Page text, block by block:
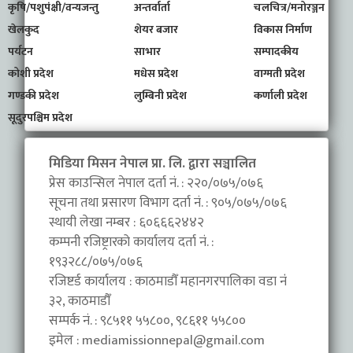
कृषि/पशुपंक्षी/वन्यजन्तु
अन्तर्वार्ता
चलचित्र/मनोरञ्जन
खेलकुद
शेयर बजार
विकास निर्माण
पर्यटन
साभार
सम्पादकीय
कोशी प्रदेश
मधेस प्रदेश
वाग्मती प्रदेश
गण्डकी प्रदेश
लुम्बिनी प्रदेश
कर्णाली प्रदेश
सूदुरपश्चिम प्रदेश
मिडिया मिसन नेपाल प्रा. लि. द्वारा सञ्चालित
प्रेस काउन्सिल नेपाल दर्ता नं. : २२०/०७५/०७६
सूचना तथा प्रसारण विभाग दर्ता नं. : ९०५/०७५/०७६
स्थायी लेखा नम्बर : ६०६६६२४४२
कम्पनी रजिष्ट्रारको कार्यालय दर्ता नं. :
१९३२८८/०७५/०७६
रजिष्टर्ड कार्यालय : काठमाडौँ महानगरपालिका वडा नंं
३२, काठमाडौँ
सम्पर्क नं. : ९८५११ ५५८००, ९८६११ ५५८००
इमेल :mediamissionnepal@gmail.com